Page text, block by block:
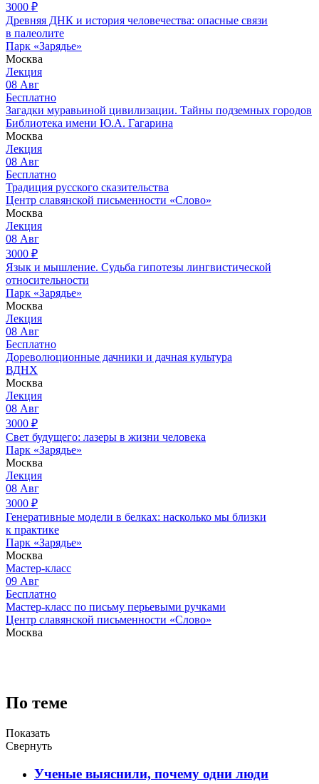
3000 ₽
Древняя ДНК и история человечества: опасные связи
в палеолите
Парк «Зарядье»
Москва
Лекция
08 Авг
Бесплатно
Загадки муравьиной цивилизации. Тайны подземных городов
Библиотека имени Ю.А. Гагарина
Москва
Лекция
08 Авг
Бесплатно
Традиция русского сказительства
Центр славянской письменности «Слово»
Москва
Лекция
08 Авг
3000 ₽
Язык и мышление. Судьба гипотезы лингвистической
относительности
Парк «Зарядье»
Москва
Лекция
08 Авг
Бесплатно
Дореволюционные дачники и дачная культура
ВДНХ
Москва
Лекция
08 Авг
3000 ₽
Свет будущего: лазеры в жизни человека
Парк «Зарядье»
Москва
Лекция
08 Авг
3000 ₽
Генеративные модели в белках: насколько мы близки
к практике
Парк «Зарядье»
Москва
Мастер-класс
09 Авг
Бесплатно
Мастер-класс по письму перьевыми ручками
Центр славянской письменности «Слово»
Москва
По теме
Показать
Свернуть
Ученые выяснили, почему одни люди